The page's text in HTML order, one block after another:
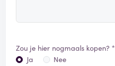
Zou je hier nogmaals kopen? *
Ja
Nee